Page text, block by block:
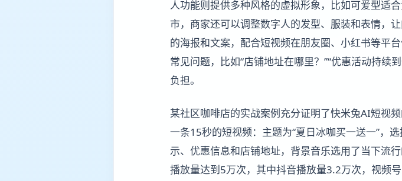
人功能则提供多种风格的虚拟形象，比如可爱型适
市，商家还可以调整数字人的发型、服装和表情，
的海报和文案，配合短视频在朋友圈、小红书等平
常见问题，比如“店铺地址在哪里？”“优惠活动持续
负担。
某社区咖啡店的实战案例充分证明了快米兔AI短视
一条15秒的短视频：主题为“夏日冰咖买一送一”，
示、优惠信息和店铺地址，背景音乐选用了当下流
播放量达到5万次，其中抖音播放量3.2万次，视频